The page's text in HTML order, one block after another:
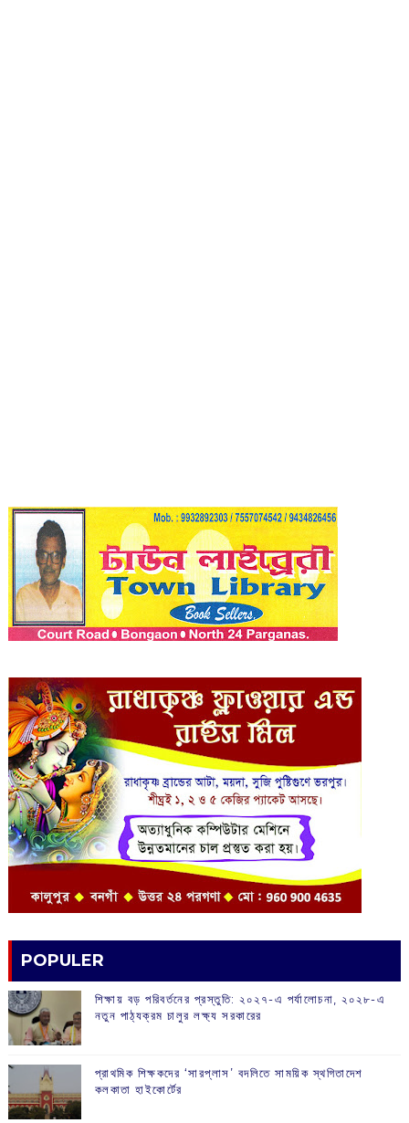
POPULER
শিক্ষায় বড় পরিবর্তনের প্রস্তুতি: ২০২৭-এ পর্যালোচনা, ২০২৮-এ
নতুন পাঠ্যক্রম চালুর লক্ষ্য সরকারের
প্রাথমিক শিক্ষকদের ‘সারপ্লাস’ বদলিতে সাময়িক স্থগিতাদেশ
কলকাতা হাইকোর্টের